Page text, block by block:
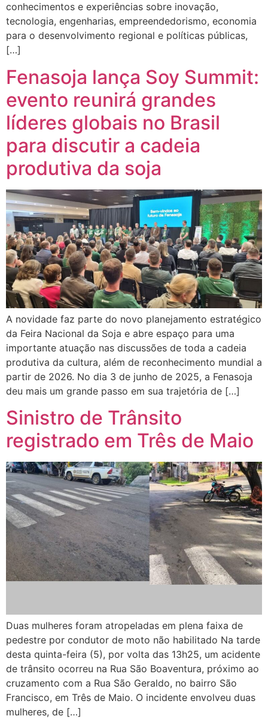
conhecimentos e experiências sobre inovação,
tecnologia, engenharias, empreendedorismo, economia
para o desenvolvimento regional e políticas públicas,
[…]
Fenasoja lança Soy Summit:
evento reunirá grandes
líderes globais no Brasil
para discutir a cadeia
produtiva da soja
A novidade faz parte do novo planejamento estratégico
da Feira Nacional da Soja e abre espaço para uma
importante atuação nas discussões de toda a cadeia
produtiva da cultura, além de reconhecimento mundial a
partir de 2026. No dia 3 de junho de 2025, a Fenasoja
deu mais um grande passo em sua trajetória de […]
Sinistro de Trânsito
registrado em Três de Maio
Duas mulheres foram atropeladas em plena faixa de
pedestre por condutor de moto não habilitado Na tarde
desta quinta-feira (5), por volta das 13h25, um acidente
de trânsito ocorreu na Rua São Boaventura, próximo ao
cruzamento com a Rua São Geraldo, no bairro São
Francisco, em Três de Maio. O incidente envolveu duas
mulheres, de […]